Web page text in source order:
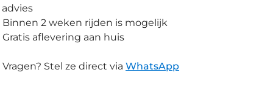
advies
Binnen 2 weken rijden is mogelijk
Gratis aflevering aan huis
Vragen? Stel ze direct via WhatsApp